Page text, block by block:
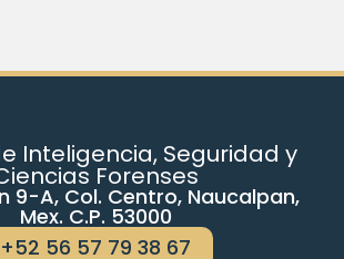
Inteligencia, Seguridad y
Forenses
9-A, Col. Centro, Naucalpan,
Mex. C.P. 53000
+52 56 57 79 38 67